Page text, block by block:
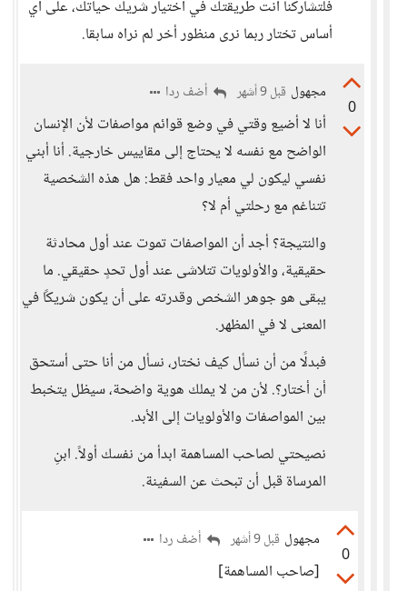
فلتشاركنا أنت طريقتك في اختيار شريك حياتك، على أي
أساس تختار ربما نرى منظور أخر لم نراه سابقا.
0
مجهول قبل 9 أشهر أضف ردا
أنا لا أضيع وقتي في وضع قوائم مواصفات لأن الإنسان
الواضح مع نفسه لا يحتاج إلى مقاييس خارجية. أنا أبني
نفسي ليكون لي معيار واحد فقط: هل هذه الشخصية
تتناغم مع رحلتي أم لا؟
والنتيجة؟ أجد أن المواصفات تموت عند أول محادثة
حقيقية، والأولويات تتلاشى عند أول تحدٍ حقيقي. ما
يبقى هو جوهر الشخص وقدرته على أن يكون شريكًا في
المعنى لا في المظهر.
فبدلًا من أن نسأل كيف نختار، نسأل من أنا حتى أستحق
أن أختار؟. لأن من لا يملك هوية واضحة، سيظل يتخبط
بين المواصفات والأولويات إلى الأبد.
نصيحتي لصاحب المساهمة ابدأ من نفسك أولاً. ابنِ
المرساة قبل أن تبحث عن السفينة.
0
مجهول قبل 9 أشهر أضف ردا
[صاحب المساهمة]